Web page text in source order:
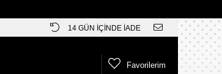
14 GÜN İÇİNDE İADE
Favorilerim